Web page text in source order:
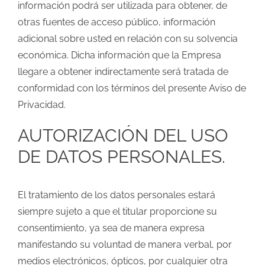
información podrá ser utilizada para obtener, de
otras fuentes de acceso público, información
adicional sobre usted en relación con su solvencia
económica. Dicha información que la Empresa
llegare a obtener indirectamente será tratada de
conformidad con los términos del presente Aviso de
Privacidad.
AUTORIZACIÓN DEL USO
DE DATOS PERSONALES.
El tratamiento de los datos personales estará
siempre sujeto a que el titular proporcione su
consentimiento, ya sea de manera expresa
manifestando su voluntad de manera verbal, por
medios electrónicos, ópticos, por cualquier otra